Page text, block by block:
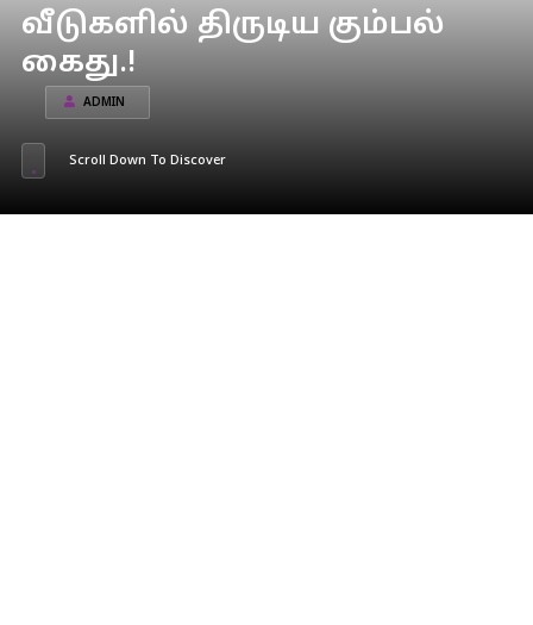
வீடுகளில் திருடிய கும்பல்
கைது.!
ADMIN
Scroll Down To Discover